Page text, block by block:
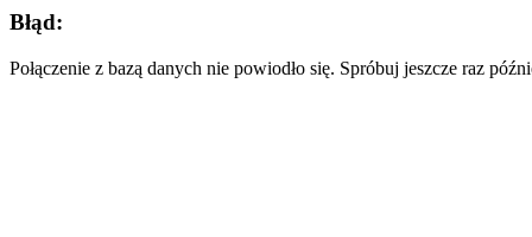
Błąd:
Połączenie z bazą danych nie powiodło się. Spróbuj jeszcze raz